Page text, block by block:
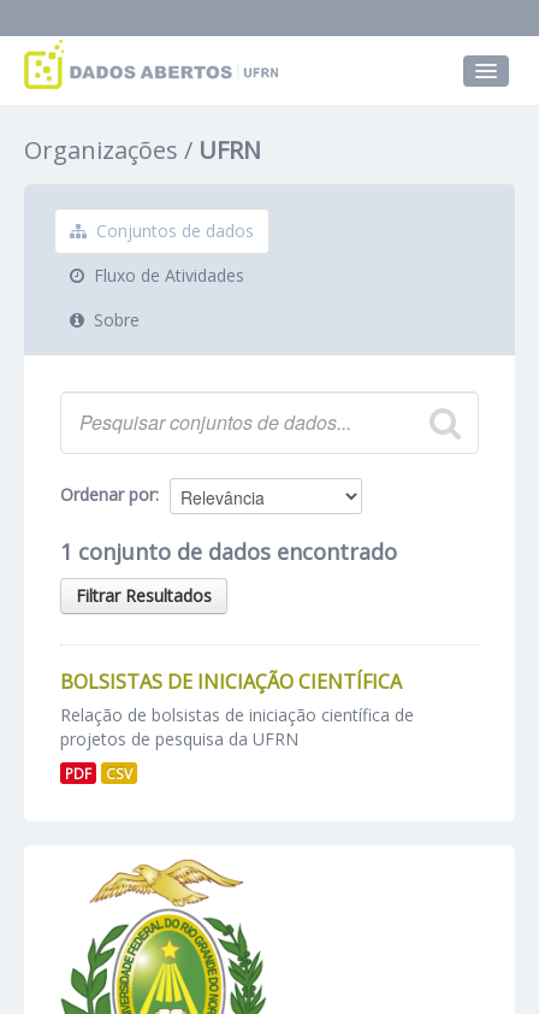
Grupos
Sobre
Organizações UFRN
Conjuntos de dados
Fluxo de Atividades
Sobre
Ordenar por
1 conjunto de dados encontrado
Filtrar Resultados
BOLSISTAS DE INICIAÇÃO CIENTÍFICA
Relação de bolsistas de iniciação científica de
projetos de pesquisa da UFRN
PDF CSV